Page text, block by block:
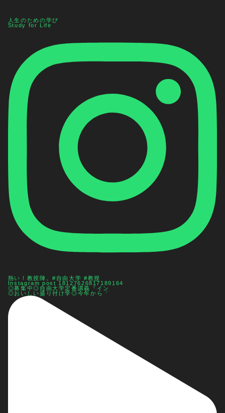
人生のための学び
Study for Life
熱い！教授陣。#自由大学 #教授
Instagram post 18127626817189164
◎募集中◎自由大学定番講義『イン
◎おいしい盛り付け学◎今年から「